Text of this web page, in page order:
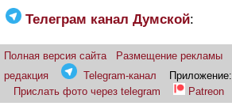
Телеграм канал Думской:
Полная версия сайта Размещение рекламы
редакция
Telegram-канал Приложение:
Прислать фото через telegram
Patreon